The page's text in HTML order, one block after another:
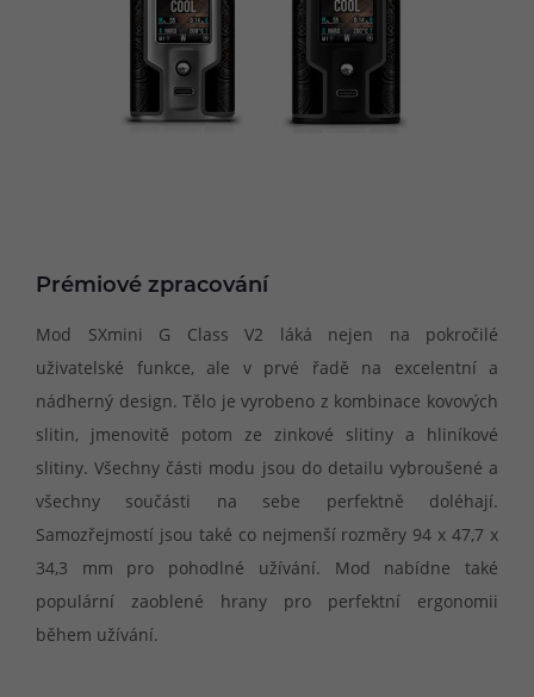
Prémiové zpracování
Mod SXmini G Class V2 láká nejen na pokročilé
uživatelské funkce, ale v prvé řadě na excelentní a
nádherný design. Tělo je vyrobeno z kombinace kovových
slitin, jmenovitě potom ze zinkové slitiny a hliníkové
slitiny. Všechny části modu jsou do detailu vybroušené a
všechny součásti na sebe perfektně doléhají.
Samozřejmostí jsou také co nejmenší rozměry 94 x 47,7 x
34,3 mm pro pohodlné užívání. Mod nabídne také
populární zaoblené hrany pro perfektní ergonomii
během užívání.